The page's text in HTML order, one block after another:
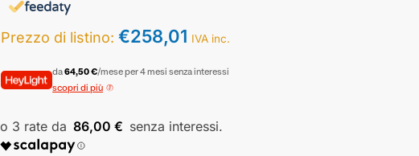
Prezzo di listino:€258,01 IVA inc.
da64,50 €/mese per 4 mesi senza interessi
scopri di più
86,00 €